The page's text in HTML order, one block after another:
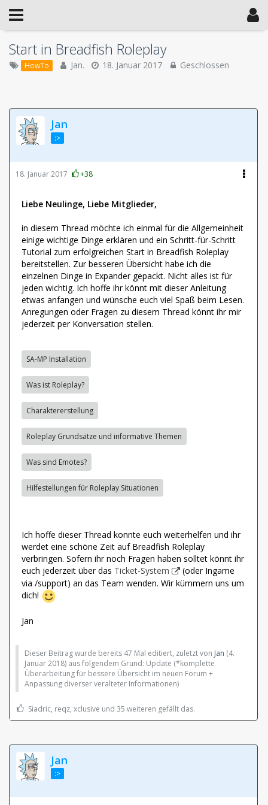
Start in Breadfish Roleplay
HowTo Jan. 18. Januar 2017 Geschlossen
Jan
:>
18. Januar 2017 +38
Liebe Neulinge, Liebe Mitglieder,
in diesem Thread möchte ich einmal für die Allgemeinheit
einige wichtige Dinge erklären und ein Schritt-für-Schritt
Tutorial zum erfolgreichen Start in Breadfish Roleplay
bereitstellen. Zur besseren Übersicht habe ich die
einzelnen Dinge in Expander gepackt. Nicht alles ist für
jeden wichtig. Ich hoffe ihr könnt mit dieser Anleitung
etwas anfangen und wünsche euch viel Spaß beim Lesen.
Anregungen oder Fragen zu diesem Thread könnt ihr mir
jederzeit per Konversation stellen.
SA-MP Installation
Was ist Roleplay?
Charaktererstellung
Roleplay Grundsätze und informative Themen
Was sind Emotes?
Hilfestellungen für Roleplay Situationen
Ich hoffe dieser Thread konnte euch weiterhelfen und ihr
werdet eine schöne Zeit auf Breadfish Roleplay
verbringen. Sofern ihr noch Fragen haben solltet könnt ihr
euch jederzeit über das Ticket-System
(oder Ingame
via /support) an das Team wenden. Wir kümmern uns um
dich!
Jan
Dieser Beitrag wurde bereits 47 Mal editiert, zuletzt von Jan (4.
Januar 2018) aus folgendem Grund: Update (*komplette
Überarbeitung für bessere Übersicht im neuen Forum +
Anpassung diverser veralteter Informationen)
Siadric, reqz, xclusive und 35 weiteren gefällt das.
Jan
:>